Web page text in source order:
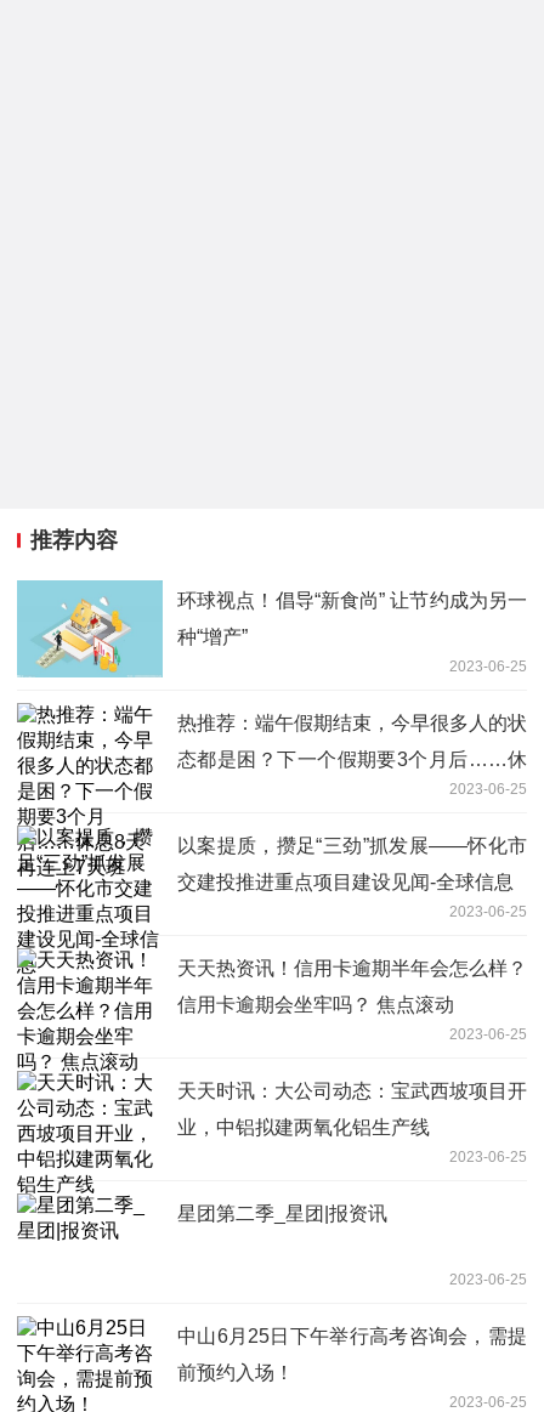
推荐内容
环球视点！倡导“新食尚” 让节约成为另一
种“增产”
2023-06-25
热推荐：端午假期结束，今早很多人的状
态都是困？下一个假期要3个月后……休
2023-06-25
以案提质，攒足“三劲”抓发展——怀化市
交建投推进重点项目建设见闻-全球信息
2023-06-25
天天热资讯！信用卡逾期半年会怎么样？
信用卡逾期会坐牢吗？ 焦点滚动
2023-06-25
天天时讯：大公司动态：宝武西坡项目开
业，中铝拟建两氧化铝生产线
2023-06-25
星团第二季_星团|报资讯
2023-06-25
中山6月25日下午举行高考咨询会，需提
前预约入场！
2023-06-25